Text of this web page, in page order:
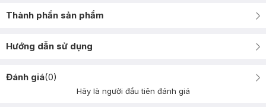
Thành phần sản phẩm
Hướng dẫn sử dụng
Đánh giá(0)
Hãy là người đầu tiên đánh giá